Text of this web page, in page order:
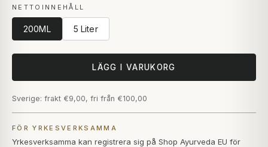
NETTOINNEHÅLL
200ML 5 Liter
LÄGG I VARUKORG
Sverige: frakt €9,00, fri från €100,00
FÖR YRKESVERKSAMMA
Yrkesverksamma kan registrera sig på Shop Ayurveda EU för